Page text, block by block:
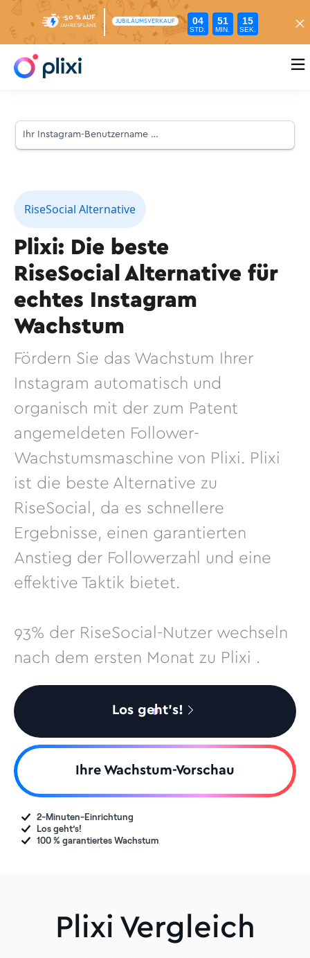
-50 % AUF
JAHRESPLÄNE
JUBILÄUMSVERKAUF 04
STD.
51
MIN.
14
SEK.

RiseSocial Alternative
Plixi: Die beste
RiseSocial Alternative für
echtes Instagram
Wachstum
Fördern Sie das Wachstum Ihrer
Instagram automatisch und
organisch mit der zum Patent
angemeldeten Follower-
Wachstumsmaschine von Plixi. Plixi
ist die beste Alternative zu
RiseSocial, da es schnellere
Ergebnisse, einen garantierten
Anstieg der Followerzahl und eine
effektive Taktik bietet.
93% der RiseSocial-Nutzer wechseln
nach dem ersten Monat zu Plixi .
Los geht’s!
Ihre Wachstum-Vorschau
2-Minuten-Einrichtung
Los geht’s!
100 % garantiertes Wachstum
Plixi Vergleich